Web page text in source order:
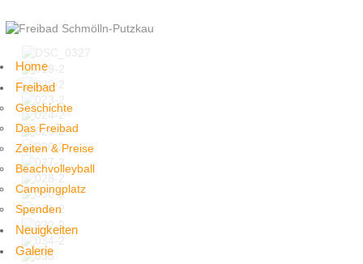
Home
Freibad
Geschichte
Das Freibad
Zeiten & Preise
Beachvolleyball
Campingplatz
Spenden
Neuigkeiten
Galerie